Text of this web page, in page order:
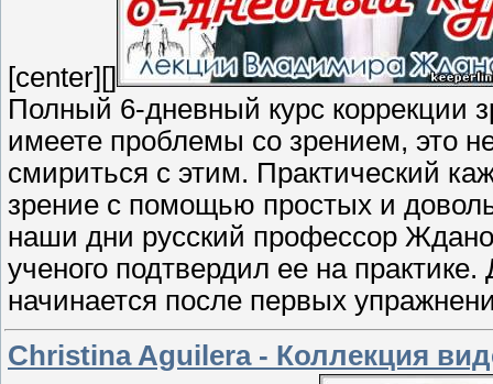
[center][]
Полный 6-дневный курс коррекции
имеете проблемы со зрением, это
смириться с этим. Практический
зрение с помощью простых и
наши дни русский профессор
ученого подтвердил ее на
начинается после первых
Christina Aguilera - Коллекция